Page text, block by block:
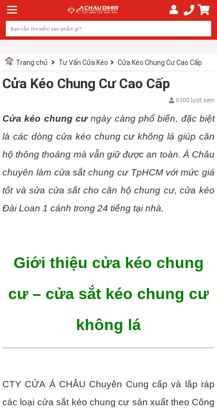
Trang chủ Tư Vấn Cửa Kéo Cửa Kéo Chung Cư Cao Cấp
Cửa Kéo Chung Cư Cao Cấp
8300 lượt xem
Cửa kéo chung cưngày càng phổ biến, đặc biệt
là các dòng cửa kéo chung cư không lá giúp căn
hộ thông thoáng mà vẫn giữ được an toàn. Á Châu
chuyên làm cửa sắt chung cư TpHCM với mức giá
tốt và sửa cửa sắt cho căn hộ chung cư, cửa kéo
Đài Loan 1 cánh trong 24 tiếng tại nhà.
Giới thiệu cửa kéo chung
cư – cửa sắt kéo chung cư
không lá
CTY CỬA Á CHÂU Chuyên Cung cấp và lắp ráp
các loại cửa sắt kéo chung cư sản xuất theo Công